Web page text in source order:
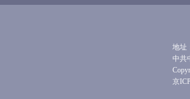
提名奖）。本刊现为国家社科基金资助
京大学“中文社会科学引文索引（CSSCI
地址
中共
京